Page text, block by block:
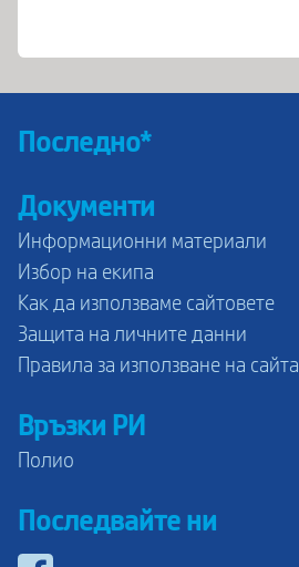
Последно*
Документи
Информационни материали
Избор на екипа
Как да използваме сайтовете
Защита на личните данни
Правила за използване на сайта
Връзки РИ
Полио
Последвайте ни